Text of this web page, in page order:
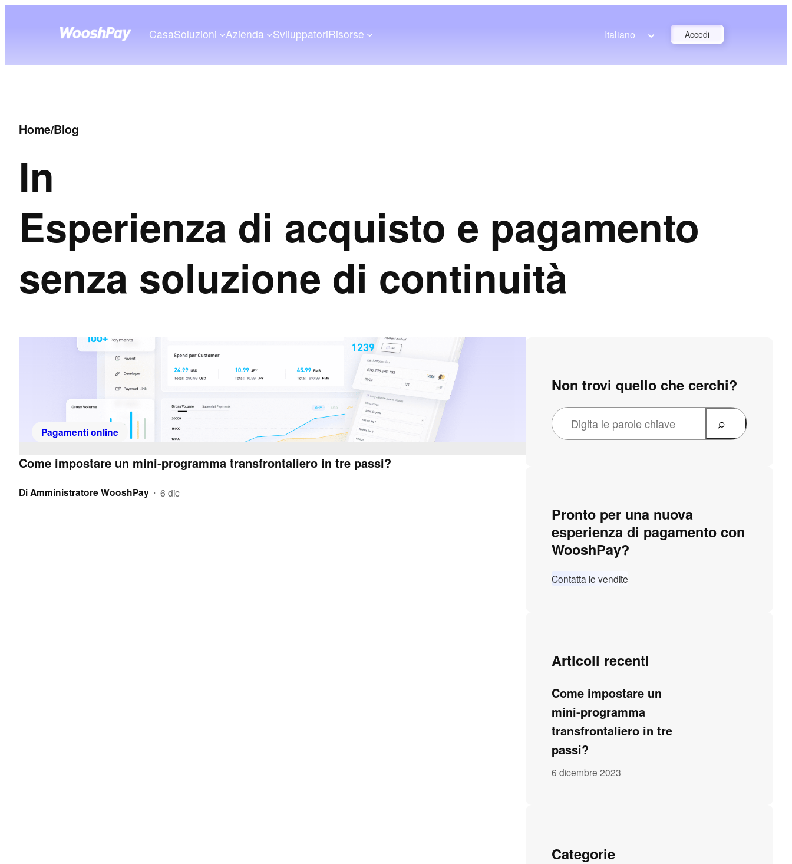
CasaSoluzioni Azienda SviluppatoriRisorse Italiano Accedi
Home/Blog
In
Esperienza di acquisto e pagamento
senza soluzione di continuità
Pagamenti online
Come impostare un mini-programma transfrontaliero in tre passi?
DiAmministratore WooshPay • 6 dic
Non trovi quello che cerchi?
Pronto per una nuova
esperienza di pagamento con
WooshPay?
Contatta le vendite
Articoli recenti
Come impostare un
mini-programma
transfrontaliero in tre
passi?
6 dicembre 2023
Categorie